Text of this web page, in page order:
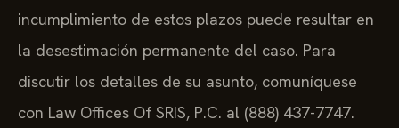
incumplimiento de estos plazos puede resultar en
la desestimación permanente del caso. Para
discutir los detalles de su asunto, comuníquese
con Law Offices Of SRIS, P.C. al (888) 437-7747.